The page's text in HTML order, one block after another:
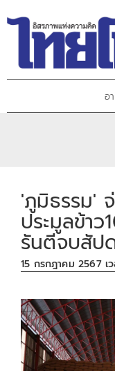
อ
'ภูมิธรรม'
ประมูลข้า
รันตีจบสัป
15 กรกฎาคม 2567 เ